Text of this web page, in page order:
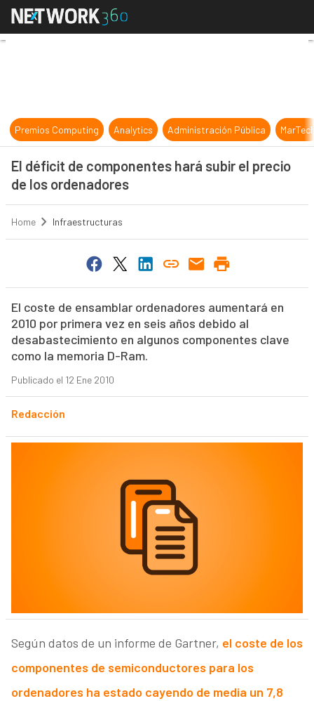
El déficit de componentes hará
Premios Computing Analytics Administración Pública
El déficit de componentes hará subir el precio
de los ordenadores
Home Infraestructuras
El coste de ensamblar ordenadores aumentará en
2010 por primera vez en seis años debido al
desabastecimiento en algunos componentes clave
como la memoria D-Ram.
Publicado el 12 Ene 2010
Redacción
Según datos de un informe de Gartner, el coste de los
componentes de semiconductores para los
ordenadores ha estado cayendo de media un 7,8